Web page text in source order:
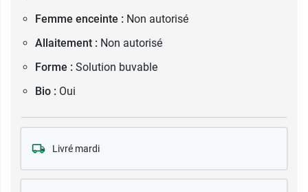
Femme enceinte : Non autorisé
Allaitement : Non autorisé
Forme : Solution buvable
Bio : Oui
Livré mardi